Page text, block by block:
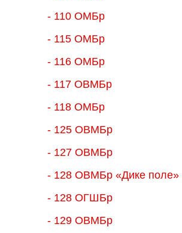
- 110 ОМБр
- 115 ОМБр
- 116 ОМБр
- 117 ОВМБр
- 118 ОМБр
- 125 ОВМБр
- 127 ОВМБр
- 128 ОВМБр «Дике поле»
- 128 ОГШБр
- 129 ОВМБр